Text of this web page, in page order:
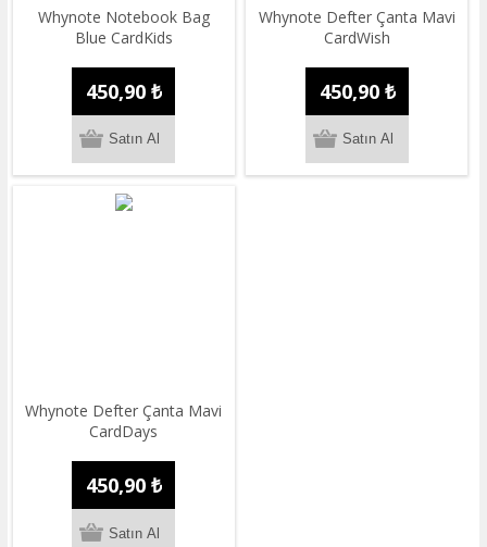
Whynote Notebook Bag
Blue CardKids
450,90 ₺
Whynote Defter Çanta Mavi
CardWish
450,90 ₺
Whynote Defter Çanta Mavi
CardDays
450,90 ₺